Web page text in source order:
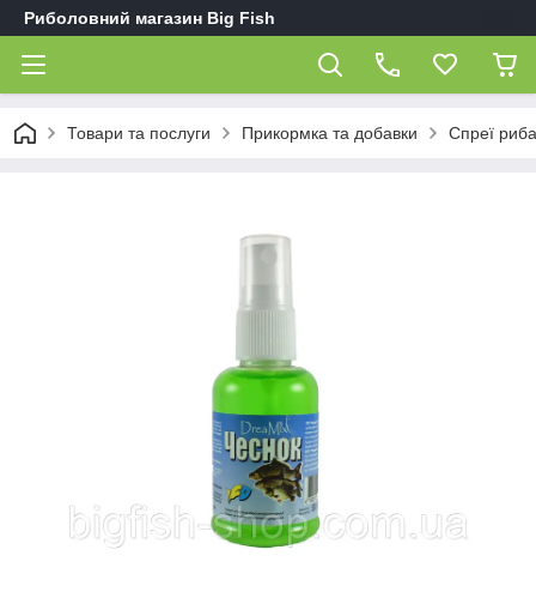
Риболовний магазин Big Fish
Товари та послуги Прикормка та добавки Спреї